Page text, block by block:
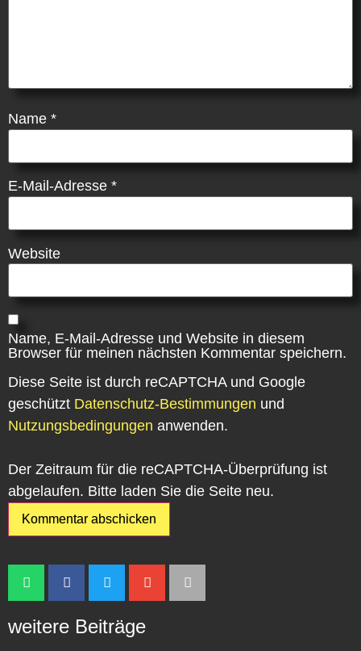
Name *
E-Mail-Adresse *
Website
Name, E-Mail-Adresse und Website in diesem
Browser für meinen nächsten Kommentar speichern.
Diese Seite ist durch reCAPTCHA und Google
geschützt Datenschutz-Bestimmungen und
Nutzungsbedingungen anwenden.
Der Zeitraum für die reCAPTCHA-Überprüfung ist
abgelaufen. Bitte laden Sie die Seite neu.
weitere Beiträge